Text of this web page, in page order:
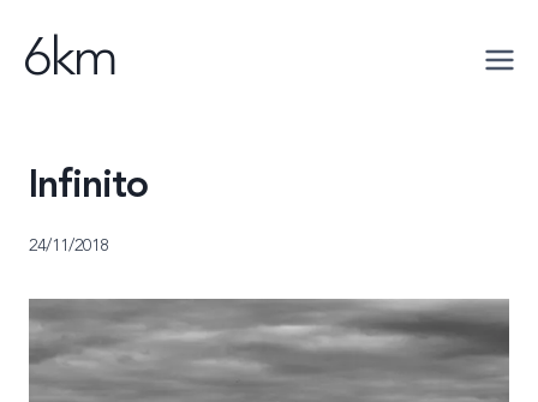
contenido
6km
Infinito
24/11/2018